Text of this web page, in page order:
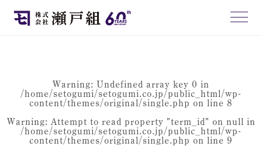
Warning: Undefined array key 0 in
/home/setogumi/setogumi.co.jp/public_html/wp-
content/themes/original/single.php on line 8
Warning: Attempt to read property "term_id" on null in
/home/setogumi/setogumi.co.jp/public_html/wp-
content/themes/original/single.php on line 9